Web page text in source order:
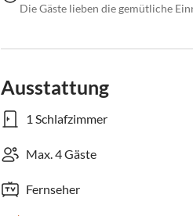
Die Gäste lieben die gemütliche
Ausstattung
1 Schlafzimmer
Max. 4 Gäste
Fernseher